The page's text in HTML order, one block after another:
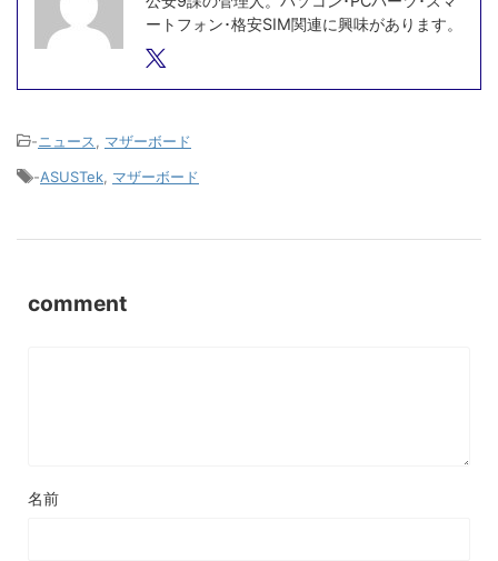
ートフォン･格安SIM関連に興味があります。
-ニュース, マザーボード
-ASUSTek, マザーボード
comment
名前